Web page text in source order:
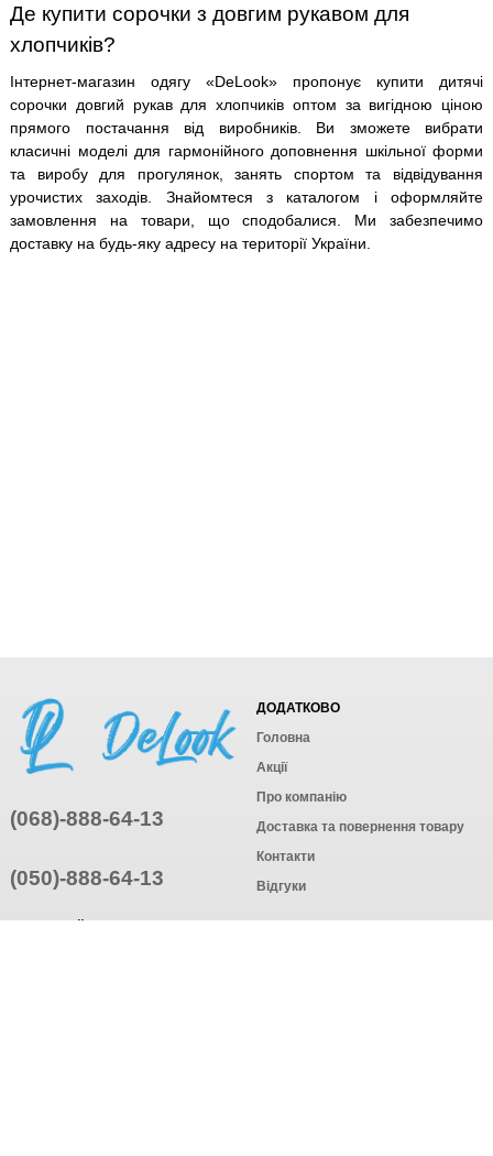
Де купити сорочки з довгим рукавом для
хлопчиків?
Інтернет-магазин одягу «DeLook» пропонує купити дитячі
сорочки довгий рукав для хлопчиків оптом за вигідною ціною
прямого постачання від виробників. Ви зможете вибрати
класичні моделі для гармонійного доповнення шкільної форми
та виробу для прогулянок, занять спортом та відвідування
урочистих заходів. Знайомтеся з каталогом і оформляйте
замовлення на товари, що сподобалися. Ми забезпечимо
доставку на будь-яку адресу на території України.
(068)-888-64-13
(050)-888-64-13
ДОДАТКОВО
Головна
Акції
Про компанію
Доставка та повернення товару
Контакти
Відгуки